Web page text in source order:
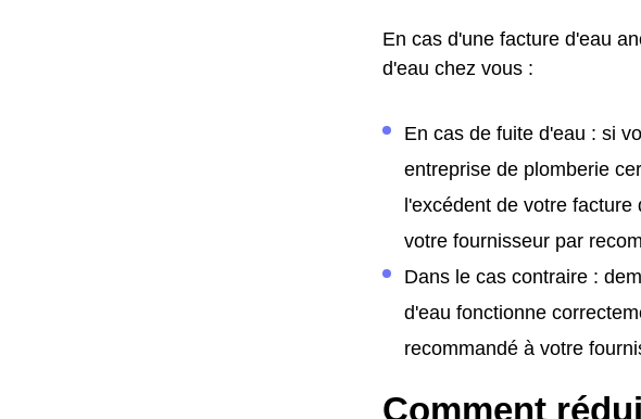
En cas d'une facture d'eau
d'eau chez vous :
En cas de fuite d'eau : si
entreprise de plomberie
l'excédent de votre
votre fournisseur par
Dans le cas contraire :
d'eau fonctionne
recommandé à votre
Comment